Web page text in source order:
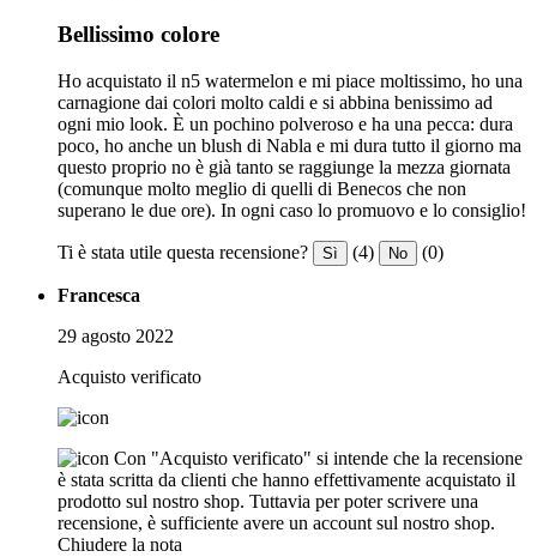
Bellissimo colore
Ho acquistato il n5 watermelon e mi piace moltissimo, ho una
carnagione dai colori molto caldi e si abbina benissimo ad
ogni mio look. È un pochino polveroso e ha una pecca: dura
poco, ho anche un blush di Nabla e mi dura tutto il giorno ma
questo proprio no è già tanto se raggiunge la mezza giornata
(comunque molto meglio di quelli di Benecos che non
superano le due ore). In ogni caso lo promuovo e lo consiglio!
Ti è stata utile questa recensione? Sì (4) No (0)
Francesca
29 agosto 2022
Acquisto verificato
Con "Acquisto verificato" si intende che la recensione
è stata scritta da clienti che hanno effettivamente acquistato il
prodotto sul nostro shop. Tuttavia per poter scrivere una
recensione, è sufficiente avere un account sul nostro shop.
Chiudere la nota